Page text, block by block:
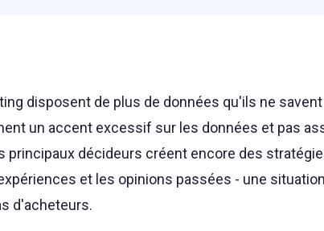
disposent de plus de données qu'ils ne
un accent excessif sur les données et pas
principaux décideurs créent encore des
et les opinions passées - une
d'acheteurs.